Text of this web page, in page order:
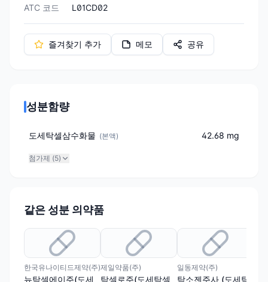
ATC 코드
L01CD02
즐겨찾기 추가 메모 공유
성분함량
도세탁셀삼수화물 (본액) 42.68 mg
첨가제 (5)
같은 성분 의약품
한국유나이티드제약(주)
뉴탁셀에이주(도세
제일약품(주)
탁셀로주(도세탁셀
일동제약(주)
탁소젠주사 (도세탁